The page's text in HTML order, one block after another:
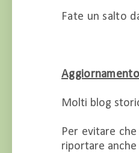
Fate un salto
Molti blog
Per evitare
riportare